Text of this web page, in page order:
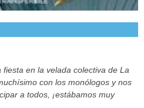
en la velada colectiva de La
con los monólogos y nos
a todos, ¡estábamos muy